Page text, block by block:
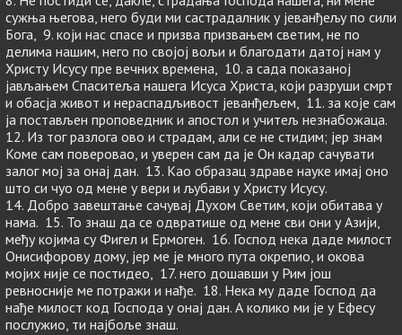
сужња његова, него буди ми састрадалник у јеванђељу по сили
Бога, 9. који нас спасе и призва призвањем светим, не по
делима нашим, него по својој вољи и благодати датој нам у
Христу Исусу пре вечних времена, 10. a сада показаној
јављањем Спаситеља нашега Исуса Христа, који разруши смрт
и обасја живот и нераспадљивост јеванђељем, 11. за које сам
ја постављен проповедник и апостол и учитељ незнабожаца.
12. Из тог разлога ово и страдам, али се не стидим; јер знам
Коме сам поверовао, и уверен сам да је Он кадар сачувати
залог мој за онај дан. 13. Као образац здраве науке имај оно
што си чуо од мене у вери и љубави у Христу Исусу.
14. Добро завештање сачувај Духом Светим, који обитава у
нама. 15. То знаш да се одвратише од мене сви они у Азији,
међу којима су Фигел и Ермоген. 16. Господ нека даде милост
Онисифорову дому, јер ме је много пута окрепио, и окова
мојих није се постидео, 17. него дошавши у Рим још
ревносније ме потражи и нађе. 18. Нека му даде Господ да
нађе милост код Господа у онај дан. А колико ми је у Ефесу
послужио, ти најбоље знаш.